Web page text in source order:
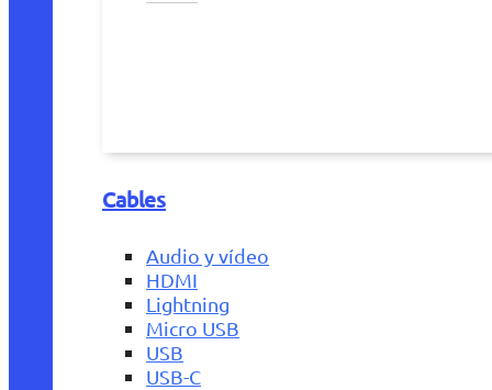
Cables
Audio y vídeo
HDMI
Lightning
Micro USB
USB
USB-C